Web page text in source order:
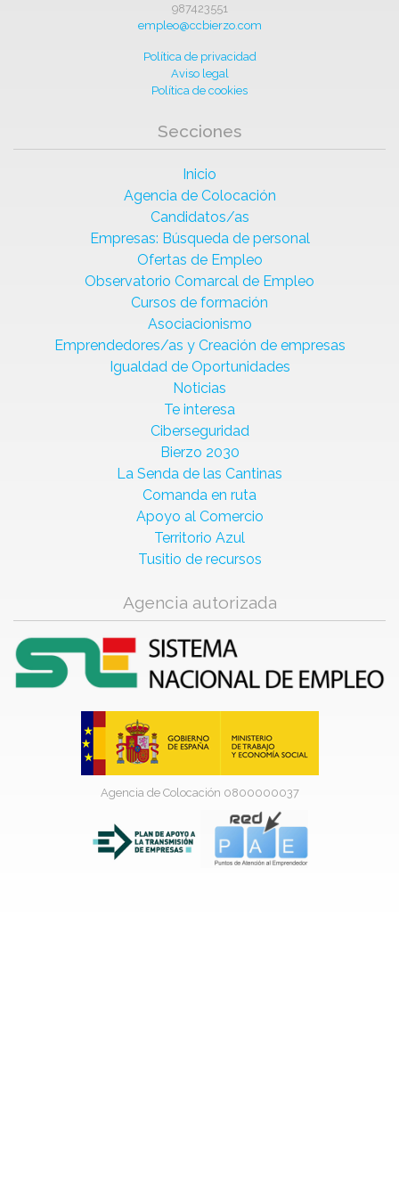
987423551
empleo@ccbierzo.com
Política de privacidad
Aviso legal
Política de cookies
Secciones
Inicio
Agencia de Colocación
Candidatos/as
Empresas: Búsqueda de personal
Ofertas de Empleo
Observatorio Comarcal de Empleo
Cursos de formación
Asociacionismo
Emprendedores/as y Creación de empresas
Igualdad de Oportunidades
Noticias
Te interesa
Ciberseguridad
Bierzo 2030
La Senda de las Cantinas
Comanda en ruta
Apoyo al Comercio
Territorio Azul
Tusitio de recursos
Agencia autorizada
Agencia de Colocación 0800000037